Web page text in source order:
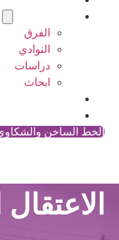
الفرق
النوادي
دراسات
ابحاث
الخط الساخن